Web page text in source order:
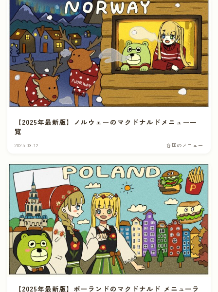
【2025年最新版】ノルウェーのマクドナルドメニュー一
覧
2025.03.12 各国のメニュー
【2025年最新版】ポーランドのマクドナルド メニューラ